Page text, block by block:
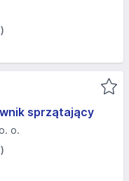
sprzątający
o.